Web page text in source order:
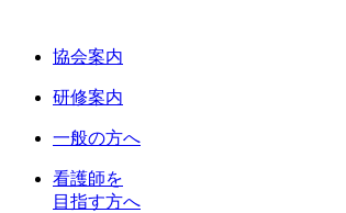
協会案内
研修案内
一般の方へ
看護師を
目指す方へ